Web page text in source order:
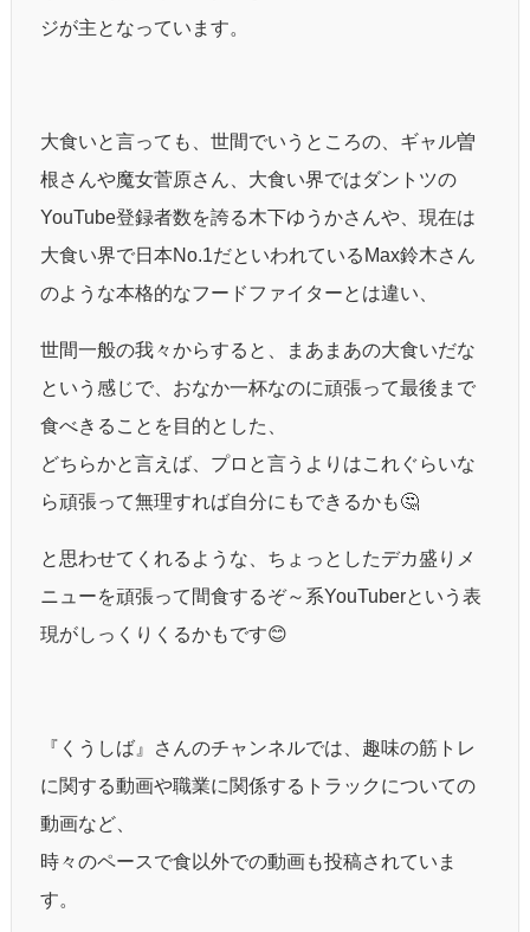
ジが主となっています。
大食いと言っても、世間でいうところの、ギャル曽
根さんや魔女菅原さん、大食い界ではダントツの
YouTube登録者数を誇る木下ゆうかさんや、現在は
大食い界で日本No.1だといわれているMax鈴木さん
のような本格的なフードファイターとは違い、
世間一般の我々からすると、まあまあの大食いだな
という感じで、おなか一杯なのに頑張って最後まで
食べきることを目的とした、
どちらかと言えば、プロと言うよりはこれぐらいな
ら頑張って無理すれば自分にもできるかも🤔
と思わせてくれるような、ちょっとしたデカ盛りメ
ニューを頑張って間食するぞ～系YouTuberという表
現がしっくりくるかもです😊
『くうしば』さんのチャンネルでは、趣味の筋トレ
に関する動画や職業に関係するトラックについての
動画など、
時々のペースで食以外での動画も投稿されていま
す。